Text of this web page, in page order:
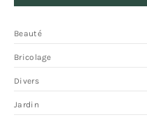
Beauté
Bricolage
Divers
Jardin